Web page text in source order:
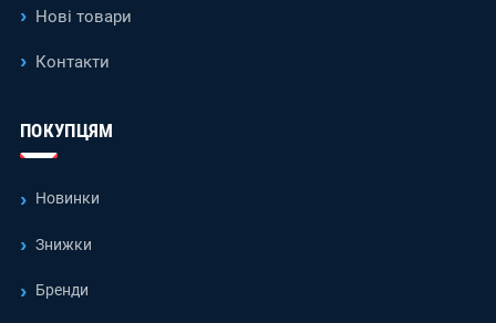
Нові товари
Контакти
ПОКУПЦЯМ
Новинки
Знижки
Бренди